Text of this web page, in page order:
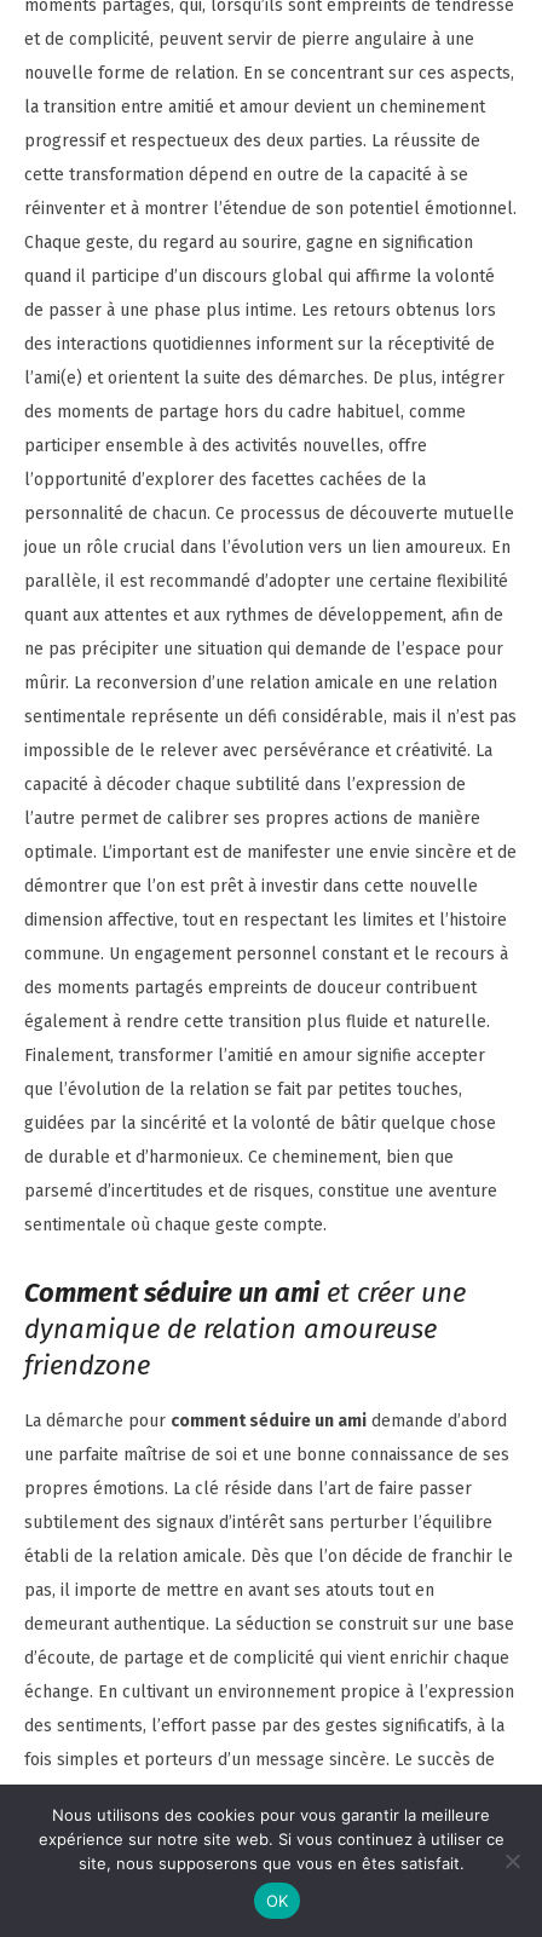
moments partagés, qui, lorsqu’ils sont empreints de tendresse
et de complicité, peuvent servir de pierre angulaire à une
nouvelle forme de relation. En se concentrant sur ces aspects,
la transition entre amitié et amour devient un cheminement
progressif et respectueux des deux parties. La réussite de
cette transformation dépend en outre de la capacité à se
réinventer et à montrer l’étendue de son potentiel émotionnel.
Chaque geste, du regard au sourire, gagne en signification
quand il participe d’un discours global qui affirme la volonté
de passer à une phase plus intime. Les retours obtenus lors
des interactions quotidiennes informent sur la réceptivité de
l’ami(e) et orientent la suite des démarches. De plus, intégrer
des moments de partage hors du cadre habituel, comme
participer ensemble à des activités nouvelles, offre
l’opportunité d’explorer des facettes cachées de la
personnalité de chacun. Ce processus de découverte mutuelle
joue un rôle crucial dans l’évolution vers un lien amoureux. En
parallèle, il est recommandé d’adopter une certaine flexibilité
quant aux attentes et aux rythmes de développement, afin de
ne pas précipiter une situation qui demande de l’espace pour
mûrir. La reconversion d’une relation amicale en une relation
sentimentale représente un défi considérable, mais il n’est pas
impossible de le relever avec persévérance et créativité. La
capacité à décoder chaque subtilité dans l’expression de
l’autre permet de calibrer ses propres actions de manière
optimale. L’important est de manifester une envie sincère et de
démontrer que l’on est prêt à investir dans cette nouvelle
dimension affective, tout en respectant les limites et l’histoire
commune. Un engagement personnel constant et le recours à
des moments partagés empreints de douceur contribuent
également à rendre cette transition plus fluide et naturelle.
Finalement, transformer l’amitié en amour signifie accepter
que l’évolution de la relation se fait par petites touches,
guidées par la sincérité et la volonté de bâtir quelque chose
de durable et d’harmonieux. Ce cheminement, bien que
parsemé d’incertitudes et de risques, constitue une aventure
sentimentale où chaque geste compte.
Comment séduire un amiet créer une
dynamique de relation amoureuse
friendzone
La démarche pour comment séduire un ami demande d’abord
une parfaite maîtrise de soi et une bonne connaissance de ses
propres émotions. La clé réside dans l’art de faire passer
subtilement des signaux d’intérêt sans perturber l’équilibre
établi de la relation amicale. Dès que l’on décide de franchir le
pas, il importe de mettre en avant ses atouts tout en
demeurant authentique. La séduction se construit sur une base
d’écoute, de partage et de complicité qui vient enrichir chaque
échange. En cultivant un environnement propice à l’expression
des sentiments, l’effort passe par des gestes significatifs, à la
fois simples et porteurs d’un message sincère. Le succès de
minutieux : discuter de sujets profonds, partager des
anecdotes personnelles et proposer des moments d’intimité
sur des terrains neutres permet de créer un climat d’échange
Nous utilisons des cookies pour vous garantir la meilleure
expérience sur notre site web. Si vous continuez à utiliser ce
site, nous supposerons que vous en êtes satisfait.
OK